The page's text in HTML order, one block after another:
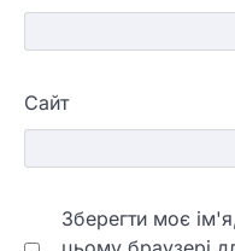
Сайт
Зберегти моє